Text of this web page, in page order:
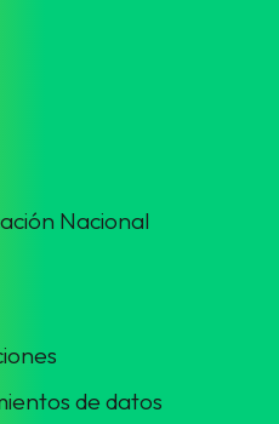
Nacional
de datos